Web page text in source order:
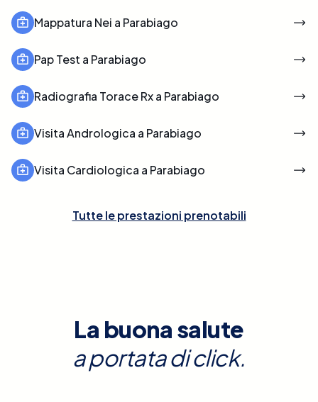
Mappatura Nei a Parabiago
Pap Test a Parabiago
Radiografia Torace Rx a Parabiago
Visita Andrologica a Parabiago
Visita Cardiologica a Parabiago
Tutte le prestazioni prenotabili
La buona salute
a portata di click.